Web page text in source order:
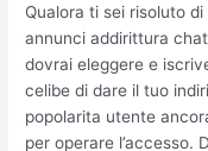
Qualora ti sei risoluto
annunci addirittura
dovrai eleggere e
celibe di dare il tuo
popolarita utente
per operare l’accesso.